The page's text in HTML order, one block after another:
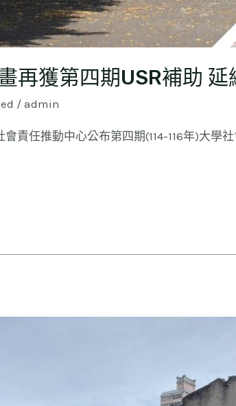
再獲第四期USR補助
/admin
會責任推動中心公布第四期(114-116年)大學